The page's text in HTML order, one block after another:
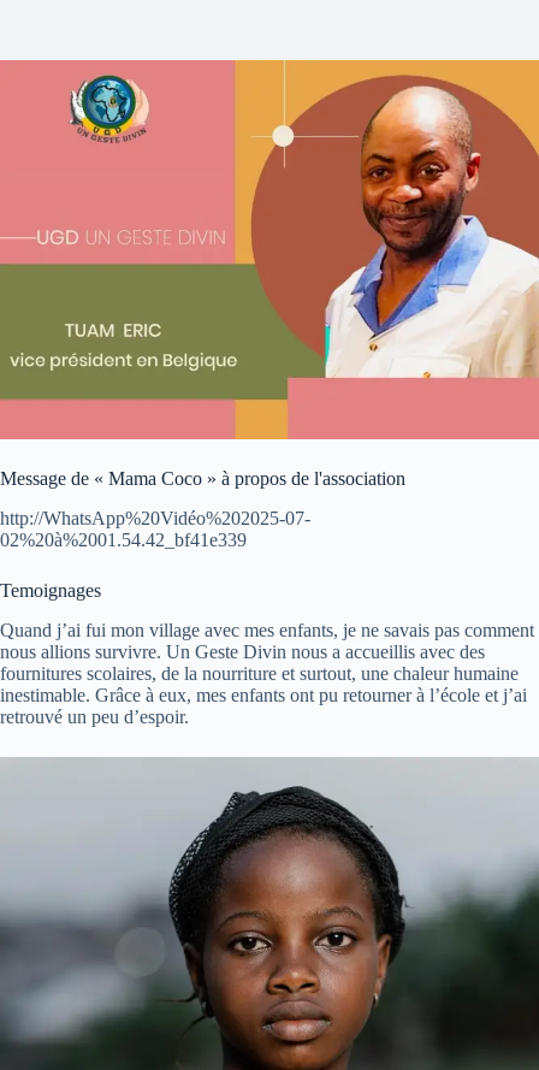
Message de « Mama Coco » à propos de l'association
http://WhatsApp%20Vidéo%202025-07-
02%20à%2001.54.42_bf41e339
Temoignages
Quand j’ai fui mon village avec mes enfants, je ne savais pas comment
nous allions survivre. Un Geste Divin nous a accueillis avec des
fournitures scolaires, de la nourriture et surtout, une chaleur humaine
inestimable. Grâce à eux, mes enfants ont pu retourner à l’école et j’ai
retrouvé un peu d’espoir.